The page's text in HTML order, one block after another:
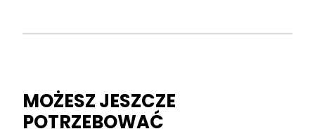
MOŻESZ JESZCZE
POTRZEBOWAĆ